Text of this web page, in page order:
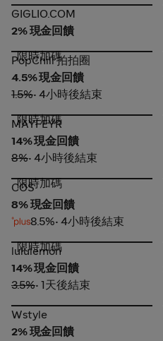
GIGLIO.COM
GIGLIO.COM
2% 現金回饋
PopChill 拍拍圈
限時加碼
PopChill 拍拍圈
4.5% 現金回饋
1.5%• 4小時後結束
MAYFEYR
限時加碼
MAYFEYR
14% 現金回饋
8%• 4小時後結束
COS
限時加碼
COS
8% 現金回饋
8.5%• 4小時後結束
lululemon
限時加碼
lululemon
14% 現金回饋
3.5%• 1天後結束
Wstyle
Wstyle
2% 現金回饋